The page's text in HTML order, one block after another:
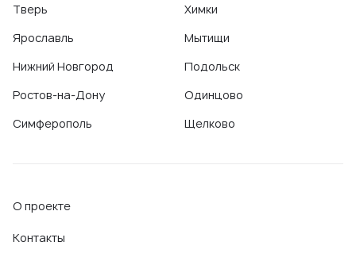
Тверь
Ярославль
Нижний Новгород
Ростов-на-Дону
Симферополь
Химки
Мытищи
Подольск
Одинцово
Щелково
О проекте
Контакты